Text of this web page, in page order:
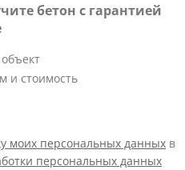
бетон с гарантией
и стоимость
моих персональных данных в
персональных данных